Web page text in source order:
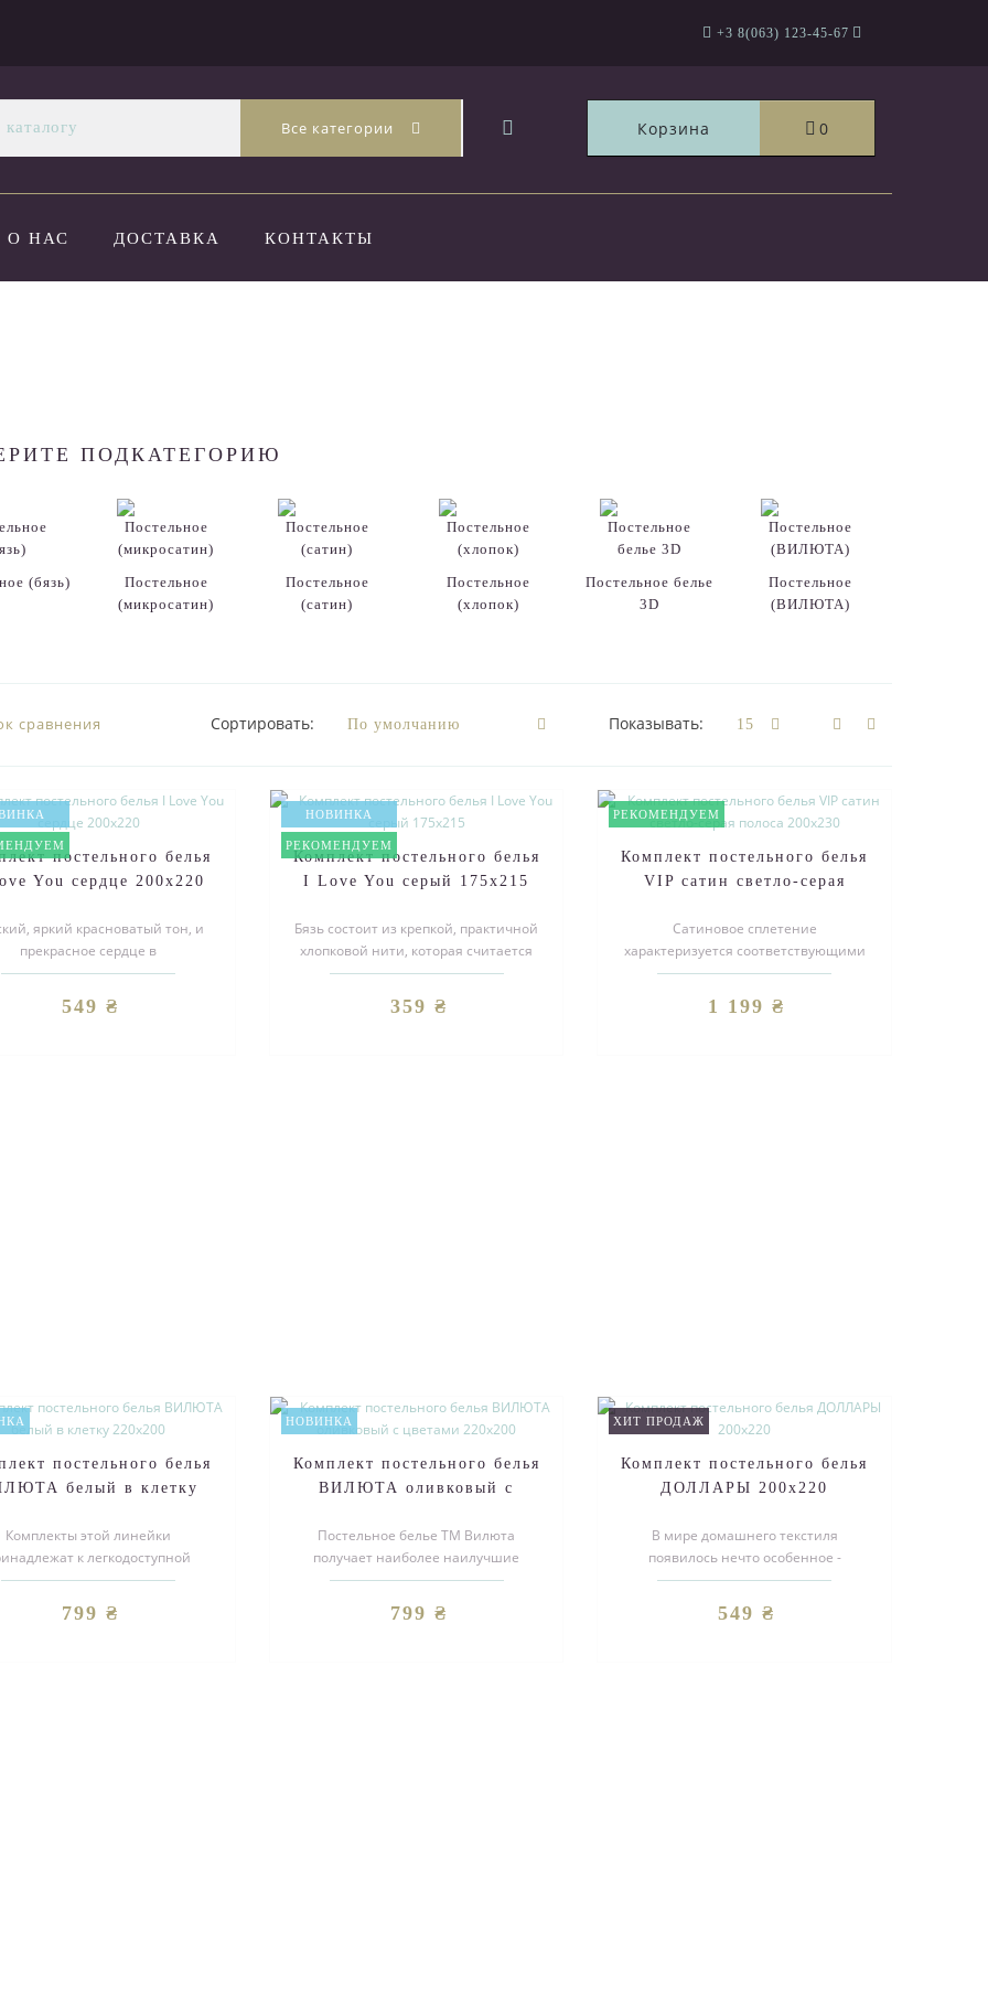
+3 8(063) 123-45-67
Все категории Корзина 0
О НАС ДОСТАВКА КОНТАКТЫ
ПОДКАТЕГОРИЮ
(бязь)
Постельное
(микросатин)
Постельное
(сатин)
Постельное
(хлопок)
Постельное белье
3D
Постельное
(ВИЛЮТА)
сравнения Сортировать: Показывать:
постельного белья
You сердце 200х220
яркий красноватый тон, и
прекрасное сердце в
постельном белье
Love You "Серд..
549 ₴
НОВИНКА
РЕКОМЕНДУЕМ
Комплект постельного белья
I Love You серый 175х215
Бязь состоит из крепкой, практичной
хлопковой нити, которая считается
одним из фаворитов постельного..
359 ₴
РЕКОМЕНДУЕМ
Комплект постельного белья
VIP сатин светло-серая
Сатиновое сплетение
характеризуется соответствующими
особенностями: принадлежит к
обычному (глад..
1 199 ₴
постельного белья
белый в клетку
Комплекты этой линейки
к легкодоступной
для наших покупателей из-за
экономной упа..
799 ₴
НОВИНКА
Комплект постельного белья
ВИЛЮТА оливковый с
Постельное белье ТМ Вилюта
получает наиболее наилучшие
отклики. Дизайн комплектов
продуман технолога..
799 ₴
ХИТ ПРОДАЖ
Комплект постельного белья
ДОЛЛАРЫ 200х220
В мире домашнего текстиля
появилось нечто особенное -
постельное белье с долларами. Этот
уникальн..
549 ₴